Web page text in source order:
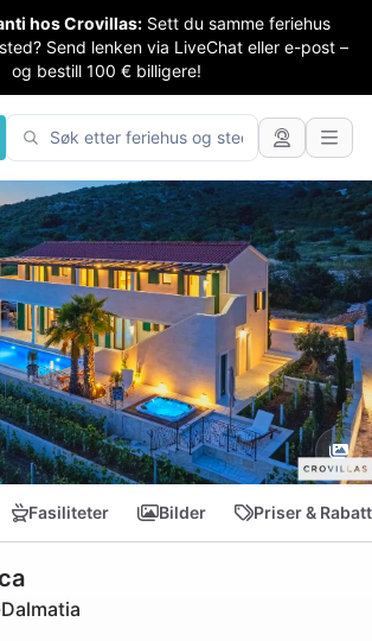
hos Crovillas: Sett du samme feriehus
Send lenken via LiveChat eller e-post –
og bestill 100 € billigere!
Fasiliteter Bilder Priser &